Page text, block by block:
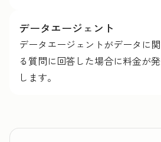
データエージェント
データエージェントがデータに
る質問に回答した場合に料金が
します。